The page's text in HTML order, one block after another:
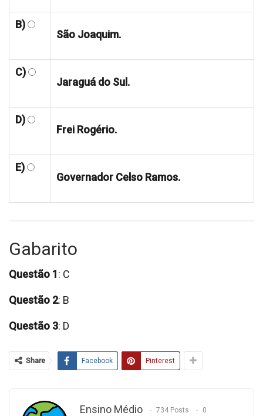
B)
São Joaquim.
C)
Jaraguá do Sul.
D)
Frei Rogério.
E)
Governador Celso Ramos.
Gabarito
Questão 1: C
Questão 2: B
Questão 3: D
Share Facebook Pinterest
Ensino Médio 734 Posts 0